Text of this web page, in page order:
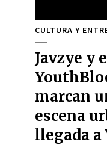
CULTURA Y
Javzye y
marcan
escena
llegada a